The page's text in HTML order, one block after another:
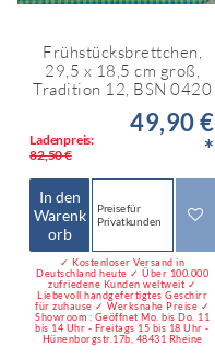
Frühstücksbrettchen,
29,5 x 18,5 cm groß,
Tradition 12, BSN 0420
Ladenpreis:
82,50 €
49,90 €
*
In den
Warenk
orb
Preise für
Privatkunden
✓ Kostenloser Versand in
Deutschland heute ✓ Über 100.000
zufriedene Kunden weltweit ✓
Liebevoll handgefertigtes Geschirr
für zuhause ✓ Werksnahe Preise ✓
Showroom : Geöffnet Mo. bis Do. 11
bis 14 Uhr - Freitags 15 bis 18 Uhr -
Hünenborgstr.17b, 48431 Rheine